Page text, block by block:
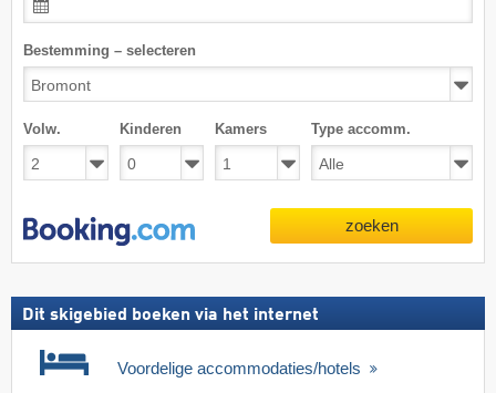
Bestemming – selecteren
Volw. Kinderen Kamers Type accomm.
zoeken
Dit skigebied boeken via het internet
Voordelige accommodaties/hotels